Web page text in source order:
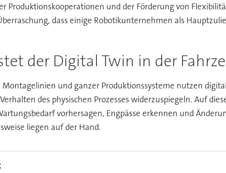
Produktionskooperationen und der Förderung von
dass einige Robotikunternehmen als
der Digital Twin in der
und ganzer Produktionssysteme nutzen
des physischen Prozesses widerzuspiegeln. Auf
vorhersagen, Engpässe erkennen und
liegen auf der Hand.